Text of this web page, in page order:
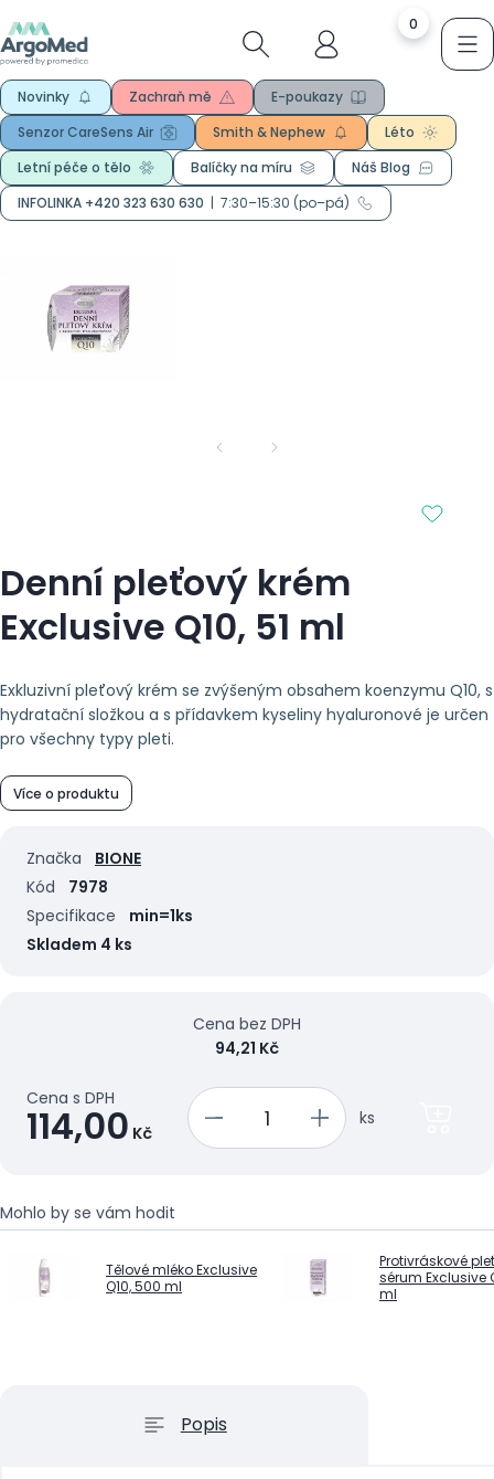
0
Novinky Zachraň mě
E-poukazy
Senzor CareSens Air
Smith & Nephew
Léto
Letní péče o tělo
Balíčky na míru
Náš Blog
INFOLINKA +420 323 630 630 | 7:30–15:30 (po–pá)
Denní pleťový krém
Exclusive Q10, 51 ml
Exkluzivní pleťový krém se zvýšeným obsahem koenzymu Q10, s
hydratační složkou a s přídavkem kyseliny hyaluronové je určen
pro všechny typy pleti.
Více o produktu
Značka
BIONE
Kód
7978
Specifikace
min=1ks
Skladem 4 ks
Cena s DPH
114,00 Kč
Cena bez DPH
94,21 Kč
ks
Mohlo by se vám hodit
Tělové mléko Exclusive
Q10, 500 ml
Protivráskové
sérum Exclusive
ml
Popis